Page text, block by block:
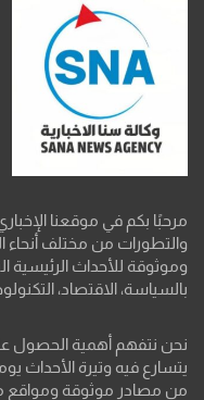
مرحبًا بكم في موقعنا
والتطورات من مختلف أنحاء
وموثوقة للأحداث الرئيسية
بالسياسة، الاقتصاد،
نحن نتفهم أهمية الحصول
يتسارع فيه وتيرة الأحداث
من مصادر موثوقة ومواقع